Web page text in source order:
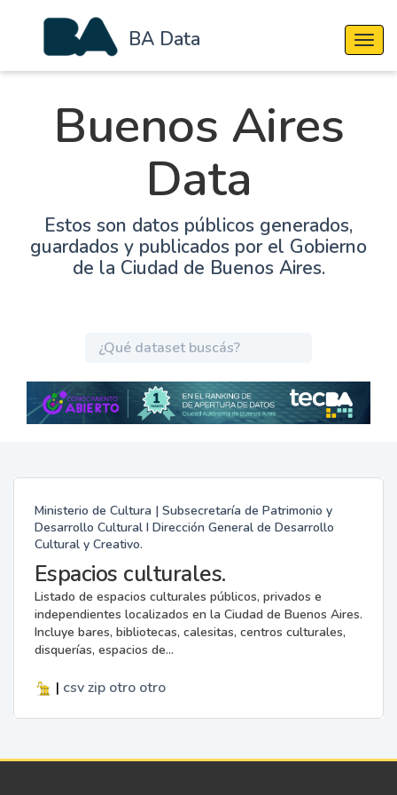
BA Data
Buenos Aires
Data
Estos son datos públicos generados,
guardados y publicados por el Gobierno
de la Ciudad de Buenos Aires.
Ministerio de Cultura | Subsecretaría de Patrimonio y
Desarrollo Cultural I Dirección General de Desarrollo
Cultural y Creativo.
Espacios culturales.
Listado de espacios culturales públicos, privados e
independientes localizados en la Ciudad de Buenos Aires.
Incluye bares, bibliotecas, calesitas, centros culturales,
disquerías, espacios de...
| csv zip otro otro